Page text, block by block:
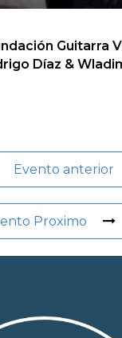
Guitarra
Díaz &
Evento anterior
Proximo